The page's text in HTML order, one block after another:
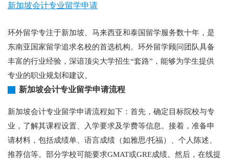
新加坡会计专业留学申请
环外留学专注于新加坡、马来西亚和泰国留学服务数十年，是
东南亚国家留学追求名校的首选机构。环外留学顾问团队具备
丰富的行业经验，深谙顶尖大学招生“套路”，能够为学生提供
专业的职业规划和建议。
新加坡会计专业留学申请流程
新加坡会计专业留学申请流程如下：首先，确定目标院校与专
业，了解其课程设置、入学要求及学费等信息。接着，准备申
请材料，包括成绩单、语言成绩（如雅思/托福）、个人陈述、
推荐信等。部分学校可能要求GMAT或GRE成绩。然后，在线提